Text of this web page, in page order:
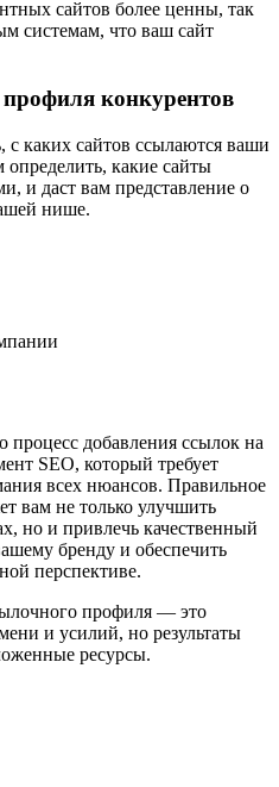
сайтов более ценны, так
системам, что ваш сайт
конкурентов
с каких сайтов ссылаются ваши
какие сайты
и даст вам представление о
нише.
добавления ссылок на
SEO, который требует
всех нюансов. Правильное
вам не только улучшить
но и привлечь качественный
бренду и обеспечить
перспективе.
профиля — это
и усилий, но результаты
ресурсы.